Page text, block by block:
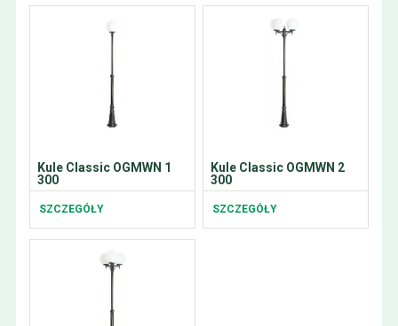
Kule Classic OGMWN 1
300
SZCZEGÓŁY
Kule Classic OGMWN 2
300
SZCZEGÓŁY